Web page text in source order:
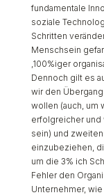
fundamentale
soziale
Schritten
Menschsein
‚100%iger
Dennoch gilt es
wir den
wollen (auch, um
erfolgreicher und
sein) und
einzubeziehen,
um die 3% ich
Fehler den
Unternehmer,